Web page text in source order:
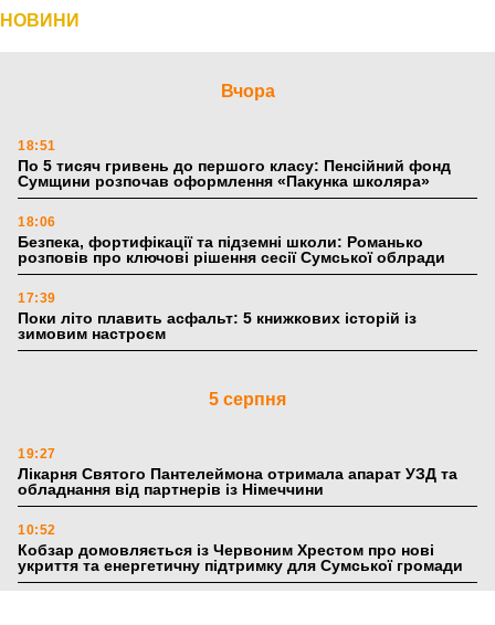
НОВИНИ
Вчора
18:51
По 5 тисяч гривень до першого класу: Пенсійний фонд
Сумщини розпочав оформлення «Пакунка школяра»
18:06
Безпека, фортифікації та підземні школи: Романько
розповів про ключові рішення сесії Сумської облради
17:39
Поки літо плавить асфальт: 5 книжкових історій із
зимовим настроєм
5 серпня
19:27
Лікарня Святого Пантелеймона отримала апарат УЗД та
обладнання від партнерів із Німеччини
10:52
Кобзар домовляється із Червоним Хрестом про нові
укриття та енергетичну підтримку для Сумської громади